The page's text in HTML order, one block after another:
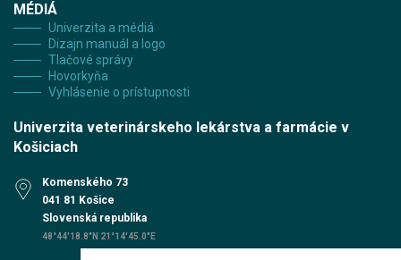
MÉDIÁ
Univerzita a médiá
Dizajn manuál a logo
Tlačové správy
Hovorkyňa
Vyhlásenie o prístupnosti
Univerzita veterinárskeho lekárstva a farmácie v
Košiciach
Komenského 73
041 81 Košice
Slovenská republika
48°44'18.8"N 21°14'45.0"E